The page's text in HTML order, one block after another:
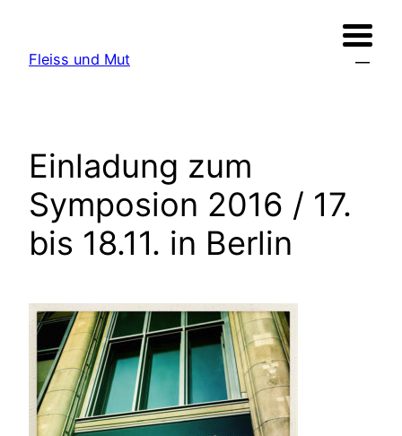
springen
Fleiss und Mut
Einladung zum
Symposion 2016 / 17.
bis 18.11. in Berlin